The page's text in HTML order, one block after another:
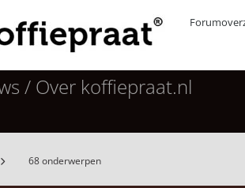
/ Over koffiepraat.nl
68 onderwerpen